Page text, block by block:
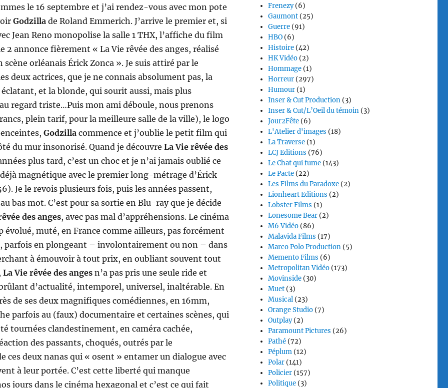
le 16 septembre et j’ai rendez-vous avec mon pote
Godzillade Roland Emmerich. J’arrive le premier et, si
Jean Reno monopolise la salle 1 THX, l’affiche du film
2 annonce fièrement « La Vie rêvée des anges, réalisé
orléanais Érick Zonca ». Je suis attiré par le
deux actrices, que je ne connais absolument pas, la
et la blonde, qui sourit aussi, mais plus
regard triste…Puis mon ami déboule, nous prenons
plein tarif, pour la meilleure salle de la ville), le logo
Godzillacommence et j’oublie le petit film qui
du mur insonorisé. Quand je découvre La Vie rêvée des
plus tard, c’est un choc et je n’ai jamais oublié ce
magnétique avec le premier long-métrage d’Érick
Je le revois plusieurs fois, puis les années passent,
bas mot. C’est pour sa sortie en Blu-ray que je décide
des anges, avec pas mal d’appréhensions. Le cinéma
évolué, muté, en France comme ailleurs, pas forcément
parfois en plongeant – involontairement ou non – dans
à émouvoir à tout prix, en oubliant souvent tout
La Vie rêvée des anges n’a pas pris une seule ride et
d’actualité, intemporel, universel, inaltérable. En
de ses deux magnifiques comédiennes, en 16mm,
parfois au (faux) documentaire et certaines scènes, qui
tournées clandestinement, en caméra cachée,
des passants, choqués, outrés par le
ces deux nanas qui « osent » entamer un dialogue avec
à leur portée. C’est cette liberté qui manque
jours dans le cinéma hexagonal et c’est ce qui fait
Frenezy(6)
Gaumont (25)
Guerre (91)
HBO (6)
Histoire (42)
HK Vidéo (2)
Hommage (1)
Horreur (297)
Humour (1)
Inser & Cut Production (3)
Inser & Cut/L’Oeil du témoin (3)
Jour2Fête (6)
L'Atelier d'images (18)
La Traverse (1)
LCJ Editions (76)
Le Chat qui fume (143)
Le Pacte (22)
Les Films du Paradoxe (2)
Lionheart Editions (2)
Lobster Films (1)
Lonesome Bear (2)
M6 Vidéo (86)
Malavida Films (17)
Marco Polo Production (5)
Memento Films (6)
Metropolitan Vidéo (173)
Movinside (30)
Muet (3)
Musical (23)
Orange Studio (7)
Outplay(2)
Paramount Pictures (26)
Pathé (72)
Péplum (12)
Polar (141)
Policier (157)
Politique (3)